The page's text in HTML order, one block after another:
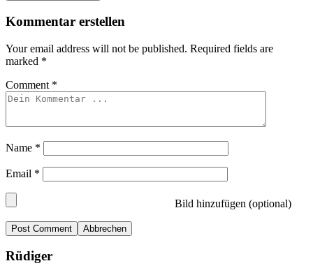
Kommentar erstellen
Your email address will not be published. Required fields are
marked *
Comment *
Name *
Email *
Bild hinzufügen (optional)
Abbrechen
Rüdiger